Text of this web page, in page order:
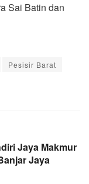
Sai Batin dan
Pesisir Barat
Jaya Makmur
Jaya